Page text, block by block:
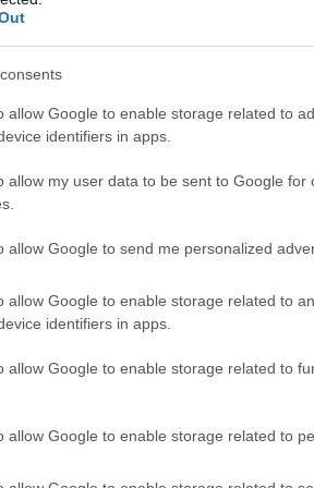
allow Google to enable storage related to
identifiers in apps.
allow my user data to be sent to Google for
allow Google to send me personalized
allow Google to enable storage related to
identifiers in apps.
allow Google to enable storage related to
allow Google to enable storage related to
θέτοντας
σε υπαίθριο παραποτάμιο
πρανές περιφερειακής οδού
σε διπλανή κατοικημένη
της Π.Υ. Φλώρινας, υπάλληλοι
Προστασίας του Δήμου
να συμβάλουν στην κατάσβεση,
όπου χρειάζεται με
της Πολιτικής Προστασίας του
Αθανάσιου Μπέλτσου ήταν
να κινδυνέψει παρακείμενη